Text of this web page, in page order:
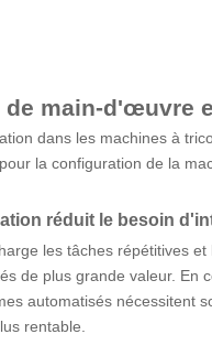
de main-d'œuvre
dans les machines à
la configuration de la
réduit le besoin
les tâches répétitives
de plus grande valeur.
automatisés nécessitent
rentable.